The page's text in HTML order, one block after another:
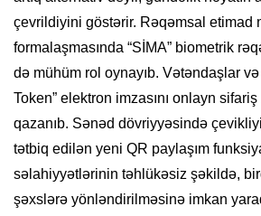
çevrildiyini göstərir. Rəqəmsal etimad
formalaşmasında “SİMA” biometrik
də mühüm rol oynayıb. Vətəndaşlar
Token” elektron imzasını onlayn sifariş
qazanıb. Sənəd dövriyyəsində
tətbiq edilən yeni QR paylaşım
səlahiyyətlərinin təhlükəsiz şəkildə,
şəxslərə yönləndirilməsinə imkan